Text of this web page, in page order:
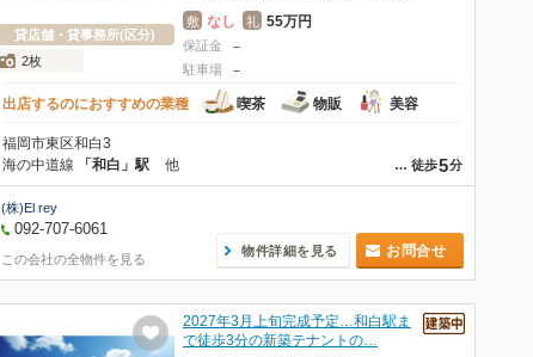
貸店舗・貸事務所(区分)
2枚
敷 なし 礼 55万円
保証金 －
駐車場
－
出店するのにおすすめの業種
喫茶 物販 美容
福岡市東区和白3
… 徒歩5分
海の中道線 「和白」駅 他
(株)El rey
092-707-6061
この会社の全物件を見る
物件詳細を見る お問合せ
2027年3月上旬完成予定…和白駅ま
で徒歩3分の新築テナントの…